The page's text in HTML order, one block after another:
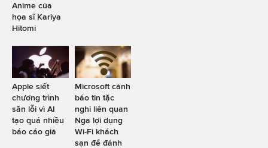
Anime của
họa sĩ Kariya
Hitomi
Apple siết
chương trình
săn lỗi vì AI
tạo quá nhiều
báo cáo giả
Microsoft cảnh
báo tin tặc
nghi liên quan
Nga lợi dụng
Wi-Fi khách
sạn để đánh